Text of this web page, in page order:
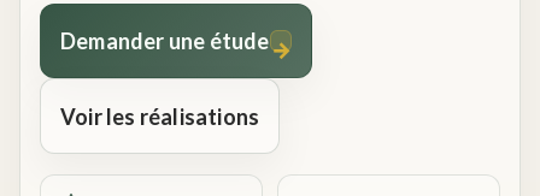
Demander une étude→
Voir les réalisations